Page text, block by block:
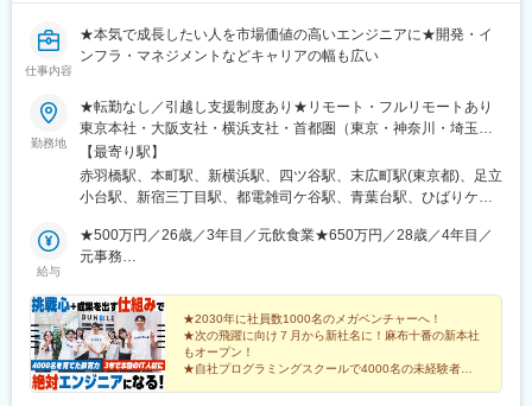
都)、竹芝駅、汐留駅、神谷町駅、清澄白河駅、森下駅(東京都)、
住吉駅(東京都)、南砂町駅、辰巳駅、新木場駅、東雲駅(東京都)、
駅、京急蒲田駅、糀谷駅、羽田空港第１・第２ターミナル駅(京
急)、羽田空港第３ターミナル駅(京急)、洗足池駅、雪が谷大塚
駅、池上駅、用賀駅、桜新町駅、経堂駅、成城学園前駅、祖師ケ
谷大蔵駅、駒沢大学駅、千歳烏山駅、明大前駅、下高井戸駅、豪
徳寺駅、大塚駅(東京都)、巣鴨駅、駒込駅、要町駅、東池袋駅、雑
司が谷駅、西巣鴨駅、北池袋駅、椎名町駅、千川駅、練馬駅、石
神井公園駅、大泉学園駅、光が丘駅、江古田駅、桜台駅(東京都)、
武蔵関駅、上石神井駅、中村橋駅、富士見台駅、綾瀬駅、西新井
駅、竹ノ塚駅、梅島駅、五反野駅、青井駅、六町駅、舎人駅、舎
駅、京成立石駅、柴又駅、お花茶屋駅、堀切菖蒲園駅、京成高砂
駅、四ツ木駅、瑞江駅、一之江駅、船堀駅、篠崎駅、平井駅(東京
都)、葛西臨海公園駅、南行徳駅、行徳駅、妙典駅、浦安駅(千葉
県)、新浦安駅、舞浜駅、市川塩浜駅、本千葉駅、蘇我駅、鎌取
駅、土気駅、五井駅、姉ケ崎駅、上尾駅、桶川駅、鴻巣駅、熊谷
仕事内容
★本気で成長したい人を市場価値の高いエンジニアに★開発・イ
ンフラ・マネジメントなどキャリアの幅も広い
勤務地
★転勤なし／引越し支援制度あり★リモート・フルリモートあり
東京本社・大阪支社・横浜支社・首都圏（東京・神奈川・埼玉・
千葉）の各プロジェクト先のいずれかに勤務【本社】東京都港区
三田1-4-1 住友不動産麻布十番ビル 4F☆2026年7月に移転したば
かりのオシャレな新オフィスです！＜アクセス＞・都営地下鉄大
駅」より徒歩6分・都営地下鉄三田線「芝公園駅」より徒歩9分
【大阪支社】大阪府大阪市中央区久太郎町4-2-15 5F☆2025年1月
歩1分・大阪メトロ中央線「堺筋本町駅」より徒歩8分・大阪メト
ロ御堂筋線「心斎橋駅」より徒歩10分■横浜支社神奈川県横浜市
港北区新横浜2丁目5-2☆2025年10月オープン！＜アクセス＞・
JR各線、横浜市営地下鉄「新横浜駅」より徒歩5分以内※希望や通
いやすさなどを考慮して決定します。※転居を伴う転勤なし※U・I
【最寄り駅】
赤羽橋駅、本町駅、新横浜駅、四ツ谷駅、末広町駅(東京都)、足立
小台駅、新宿三丁目駅、都電雑司ケ谷駅、青葉台駅、ひばりケ丘
駅、下永谷駅、霞ケ関駅(東京都)、梶が谷駅、蒲田駅、茅場町駅、
伊勢佐木長者町駅、井の頭公園駅、多摩センター駅、船橋駅、京
駅、虎ノ門ヒルズ駅、護国寺駅、光が丘駅、新小岩駅、高井戸
駅、国府台駅、桜新町駅、三越前駅、新川崎駅、芝公園駅、渋谷
駅、勝どき駅、中目黒駅、小伝馬町駅、新丸子駅、新橋駅、大久
保駅(東京都)、成増駅、高島平駅、西武新宿駅、表参道駅、芦花公
園駅、千葉ニュータウン中央駅、川崎駅、参宮橋駅、立会川駅、
給与
★500万円／26歳／3年目／元飲食業★650万円／28歳／4年目／
元事務
年目／元営業
★2030年に社員数1000名のメガベンチャーへ！
★次の飛躍に向け７月から新社名に！麻布十番の新本社
もオープン！
★自社プログラミングスクールで4000名の未経験者を